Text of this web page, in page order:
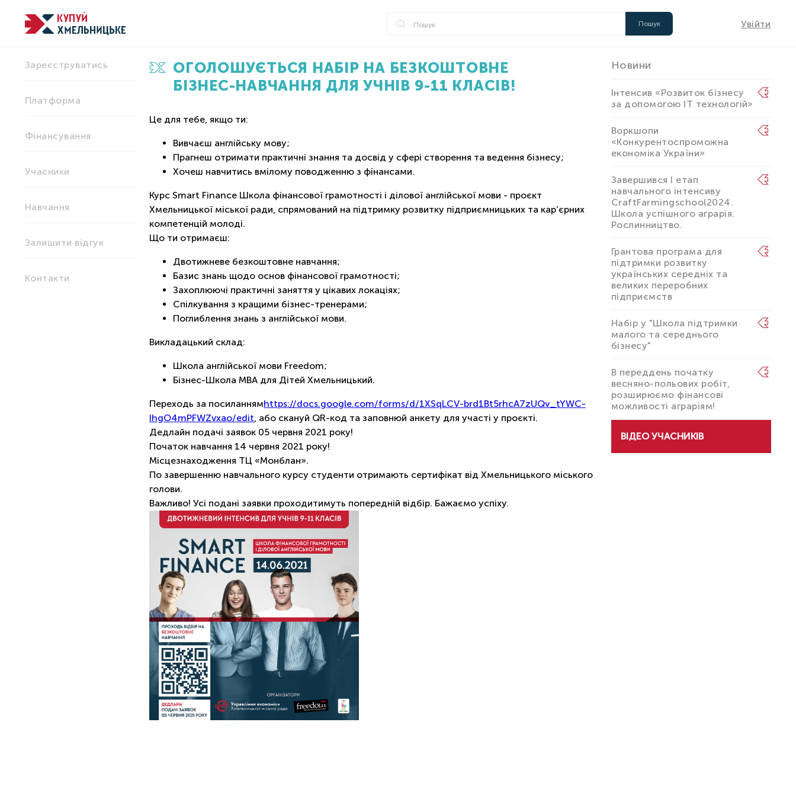
Увійти
Зареєструватись
Платформа
Фінансування
Учасники
Навчання
Залишити відгук
Контакти
ОГОЛОШУЄТЬСЯ НАБІР НА БЕЗКОШТОВНЕ
БІЗНЕС-НАВЧАННЯ ДЛЯ УЧНІВ 9-11 КЛАСІВ!
Це для тебе, якщо ти:
Вивчаєш англійську мову;
Прагнеш отримати практичні знання та досвід у сфері створення та ведення бізнесу;
Хочеш навчитись вмілому поводженню з фінансами. ⠀
Курс Smart Finance Школа фінансової грамотності і ділової англійської мови - проєкт
Хмельницької міської ради, спрямований на підтримку розвитку підприємницьких та кар’єрних
компетенцій молоді. ⠀
Що ти отримаєш:
Двотижневе безкоштовне навчання;
Базис знань щодо основ фінансової грамотності;
Захоплюючі практичні заняття у цікавих локаціях;
Спілкування з кращими бізнес-тренерами;
Поглиблення знань з англійської мови. ⠀
Викладацький склад:
Школа англійської мови Freedom;
Бізнес-Школа МВА для Дітей Хмельницький. ⠀
Переходь за посиланнямhttps://docs.google.com/forms/d/1XSqLCV-brd1Bt5rhcA7zUQv_tYWC-
IhgO4mPFWZvxao/edit, або скануй QR-код та заповнюй анкету для участі у проєкті.
Дедлайн подачі заявок 05 червня 2021 року! ⠀
Початок навчання 14 червня 2021 року!
Місцезнаходження ТЦ «Монблан».
По завершенню навчального курсу студенти отримають сертифікат від Хмельницького міського
голови. ⠀
Важливо! Усі подані заявки проходитимуть попередній відбір. Бажаємо успіху.
Новини
Інтенсив «Розвиток бізнесу
за допомогою IT технологій»
Воркшопи
«Конкурентоспроможна
економіка України»
Завершився I етап
навчального інтенсиву
CraftFarmingschool2024.
Школа успішного аграрія.
Рослинництво.
Грантова програма для
підтримки розвитку
українських середніх та
великих переробних
підприємств
Набір у "Школа підтримки
малого та середнього
бізнесу"
В переддень початку
весняно-польових робіт,
розширюємо фінансові
можливості аграріям!
ВІДЕО УЧАСНИКІВ